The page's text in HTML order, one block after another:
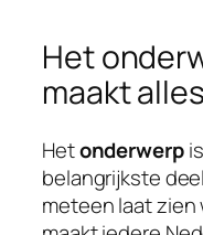
Het
maakt
Hetonderwerp
belangrijkste
meteen laat zien